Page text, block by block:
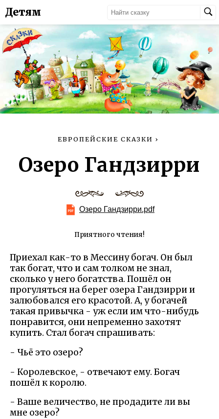
Детям
ЕВРОПЕЙСКИЕ СКАЗКИ ›
Озеро Гандзирри
Озеро Гандзирри.pdf
Приятного чтения!
Приехал как-то в Мессину богач. Он был
так богат, что и сам толком не знал,
сколько у него богатства. Пошёл он
прогуляться на берег озера Гандзирри и
залюбовался его красотой. А, у богачей
такая привычка - уж если им что-нибудь
понравится, они непременно захотят
купить. Стал богач спрашивать:
- Чьё это озеро?
- Королевское, - отвечают ему. Богач
пошёл к королю.
- Ваше величество, не продадите ли вы
мне озеро?